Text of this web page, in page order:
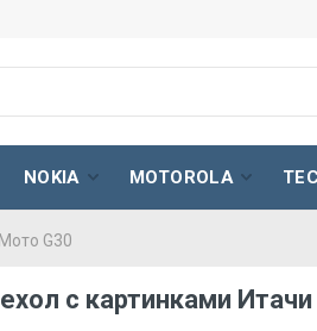
NOKIA MOTOROLA
G30
с картинками